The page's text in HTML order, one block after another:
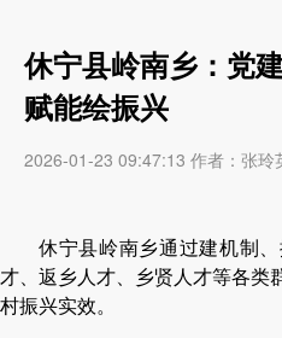
休宁县岭南乡：党
赋能绘振兴
2026-01-23 09:47:13 作者：张玲
休宁县岭南乡通过建机制
才、返乡人才、乡贤人才等各类
村振兴实效。